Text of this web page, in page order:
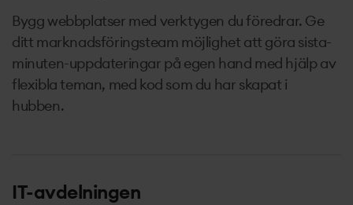
Bygg webbplatser med verktygen du föredrar. Ge
ditt marknadsföringsteam möjlighet att göra sista-
minuten-uppdateringar på egen hand med hjälp av
flexibla teman, med kod som du har skapat i
hubben.
IT-avdelningen